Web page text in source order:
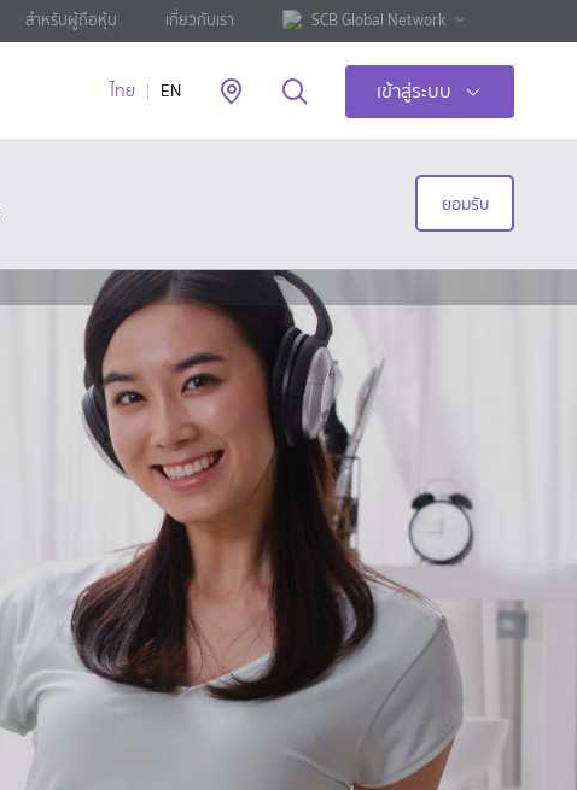
สำหรับผู้ถือหุ้น เกี่ยวกับเรา SCB Global Network
ไทย EN เข้าสู่ระบบ
ยอมรับ